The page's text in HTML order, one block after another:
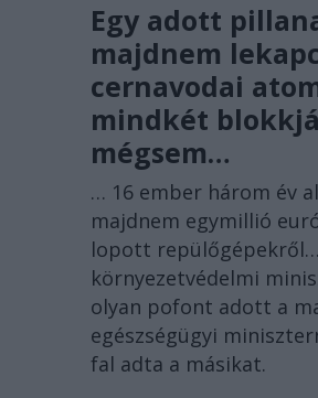
Egy adott
majdnem
cernavodai
mindkét
mégsem…
… 16 ember három év
majdnem egymillió
lopott
környezetvédelmi
olyan pofont adott a
egészségügyi
fal adta a másikat.